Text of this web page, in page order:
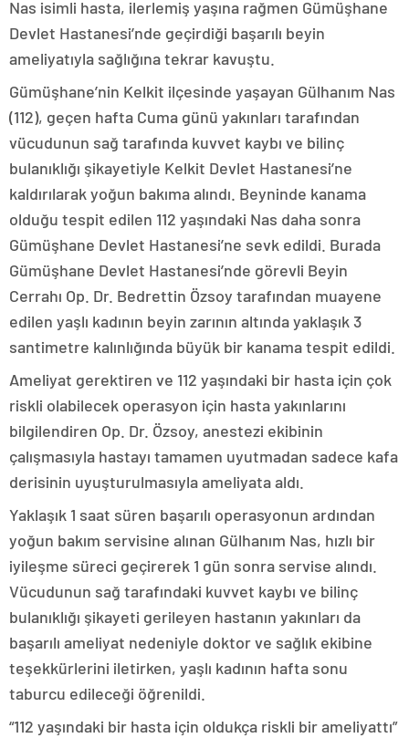
Nas isimli hasta, ilerlemiş yaşına rağmen Gümüşhane
Devlet Hastanesi’nde geçirdiği başarılı beyin
ameliyatıyla sağlığına tekrar kavuştu.
Gümüşhane’nin Kelkit ilçesinde yaşayan Gülhanım Nas
(112), geçen hafta Cuma günü yakınları tarafından
vücudunun sağ tarafında kuvvet kaybı ve bilinç
bulanıklığı şikayetiyle Kelkit Devlet Hastanesi’ne
kaldırılarak yoğun bakıma alındı. Beyninde kanama
olduğu tespit edilen 112 yaşındaki Nas daha sonra
Gümüşhane Devlet Hastanesi’ne sevk edildi. Burada
Gümüşhane Devlet Hastanesi’nde görevli Beyin
Cerrahı Op. Dr. Bedrettin Özsoy tarafından muayene
edilen yaşlı kadının beyin zarının altında yaklaşık 3
santimetre kalınlığında büyük bir kanama tespit edildi.
Ameliyat gerektiren ve 112 yaşındaki bir hasta için çok
riskli olabilecek operasyon için hasta yakınlarını
bilgilendiren Op. Dr. Özsoy, anestezi ekibinin
çalışmasıyla hastayı tamamen uyutmadan sadece kafa
derisinin uyuşturulmasıyla ameliyata aldı.
Yaklaşık 1 saat süren başarılı operasyonun ardından
yoğun bakım servisine alınan Gülhanım Nas, hızlı bir
iyileşme süreci geçirerek 1 gün sonra servise alındı.
Vücudunun sağ tarafındaki kuvvet kaybı ve bilinç
bulanıklığı şikayeti gerileyen hastanın yakınları da
başarılı ameliyat nedeniyle doktor ve sağlık ekibine
teşekkürlerini iletirken, yaşlı kadının hafta sonu
taburcu edileceği öğrenildi.
“112 yaşındaki bir hasta için oldukça riskli bir ameliyattı”